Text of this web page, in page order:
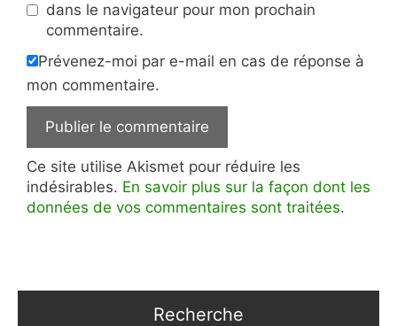
dans le navigateur pour mon prochain
commentaire.
Prévenez-moi par e-mail en cas de réponse à
mon commentaire.
Ce site utilise Akismet pour réduire les
indésirables. En savoir plus sur la façon dont les
données de vos commentaires sont traitées.
Recherche